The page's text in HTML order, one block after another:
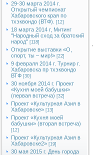
29-30 марта 2014 г.
Открытый чемпионат
Хабаровского края по
тхэквондо (ВТФ).
[12]
18 марта 2014 г, Митинг
"Народный сход за братский
народ" [118]
Открытие выставки «О,
спорт, ты – мир!» [22]
9 февраля 2014 г. Турнир г.
Хабаровска пр тхэквондо
ВТФ [30]
30 ноября 2014 г. Проект
«Кухня моей бабушки»
(первая встреча) [32]
Проект «Культурная Азия в
Хабаровске» [13]
Проект «Кухня моей
бабушки» (вторая встреча)
[12]
Проект «Культурная Азия в
Хабаровске2» [19]
30 мая 2015 г. День города